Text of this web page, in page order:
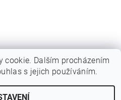
cookie. Dalším procházením
s jejich používáním.